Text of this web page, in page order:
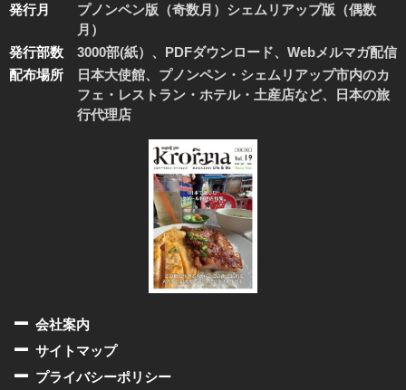
発行月
プノンペン版（奇数月）シェムリアップ版（偶数
月）
発行部数
3000部(紙）、PDFダウンロード、Webメルマガ配信
配布場所
日本大使館、プノンペン・シェムリアップ市内のカ
フェ・レストラン・ホテル・土産店など、日本の旅
行代理店
会社案内
サイトマップ
プライバシーポリシー